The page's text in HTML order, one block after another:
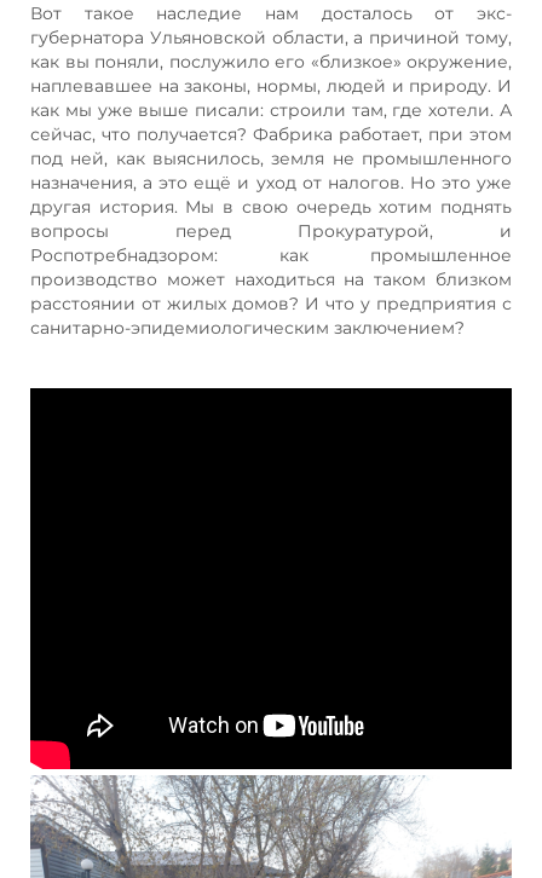
Вот такое наследие нам досталось от экс-
губернатора Ульяновской области, а причиной тому,
как вы поняли, послужило его «близкое» окружение,
наплевавшее на законы, нормы, людей и природу. И
как мы уже выше писали: строили там, где хотели. А
сейчас, что получается? Фабрика работает, при этом
под ней, как выяснилось, земля не промышленного
назначения, а это ещё и уход от налогов. Но это уже
другая история. Мы в свою очередь хотим поднять
вопросы перед Прокуратурой, и
Роспотребнадзором: как промышленное
производство может находиться на таком близком
расстоянии от жилых домов? И что у предприятия с
санитарно-эпидемиологическим заключением?